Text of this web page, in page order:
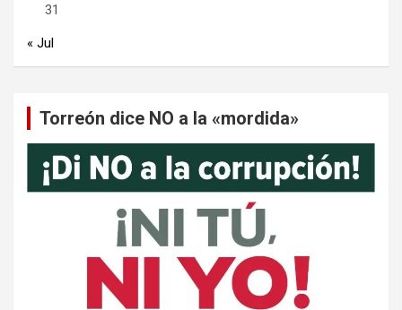
31
« Jul
Torreón dice NO a la «mordida»